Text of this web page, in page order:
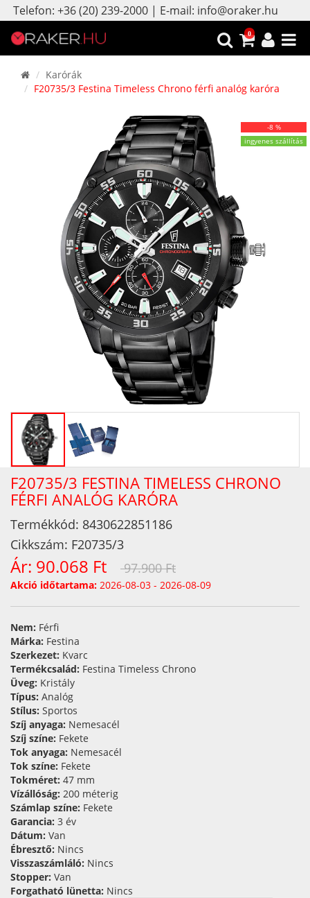
Telefon: +36 (20) 239-2000 | E-mail: info@oraker.hu
0
Karórák
F20735/3 Festina Timeless Chrono férfi analóg karóra
-8 %
ingyenes szállítás
F20735/3 FESTINA TIMELESS CHRONO
FÉRFI ANALÓG KARÓRA
Termékkód: 8430622851186
Cikkszám: F20735/3
Ár: 90.068 Ft 97.900 Ft
Akció időtartama: 2026-08-03 - 2026-08-09
Nem: Férfi
Márka: Festina
Szerkezet: Kvarc
Termékcsalád: Festina Timeless Chrono
Üveg: Kristály
Típus: Analóg
Stílus: Sportos
Szíj anyaga: Nemesacél
Szíj színe: Fekete
Tok anyaga: Nemesacél
Tok színe: Fekete
Tokméret: 47 mm
Vízállóság: 200 méterig
Számlap színe: Fekete
Garancia: 3 év
Dátum: Van
Ébresztő: Nincs
Visszaszámláló: Nincs
Stopper: Van
Forgatható lünetta: Nincs